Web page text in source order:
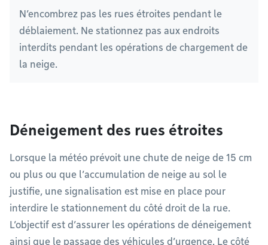
N’encombrez pas les rues étroites pendant le
déblaiement. Ne stationnez pas aux endroits
interdits pendant les opérations de chargement de
la neige.
Déneigement des rues étroites
Lorsque la météo prévoit une chute de neige de 15 cm
ou plus ou que l’accumulation de neige au sol le
justifie, une signalisation est mise en place pour
interdire le stationnement du côté droit de la rue.
L’objectif est d’assurer les opérations de déneigement
ainsi que le passage des véhicules d’urgence. Le côté